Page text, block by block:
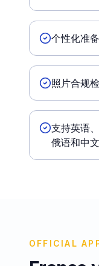
个性化准
照片合规
支持英语
俄语和中文
OFFICIAL